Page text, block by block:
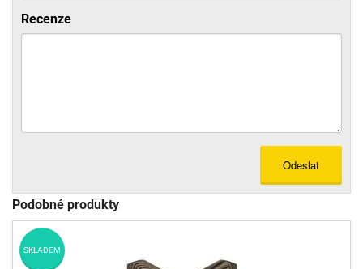
Recenze
Odeslat
Podobné produkty
SKLADEM